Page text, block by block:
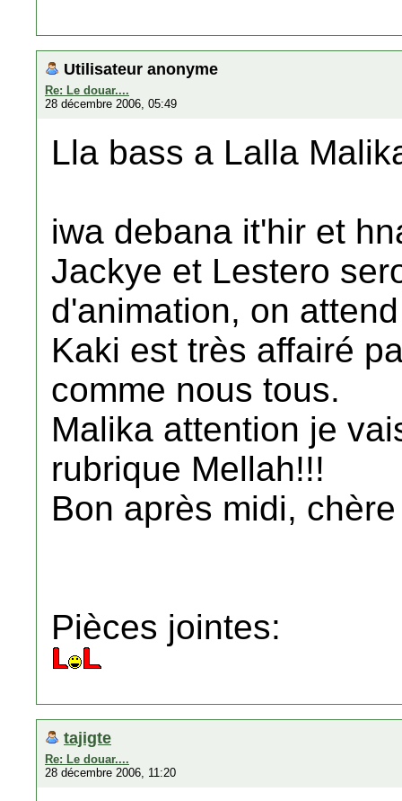
Utilisateur anonyme
Re: Le douar....
28 décembre 2006, 05:49
Lla bass a Lalla
iwa debana it'hir et
Jackye et Lestero
d'animation, on
Kaki est très affairé
comme nous tous.
Malika attention je
rubrique Mellah!!!
Bon après midi,
Pièces jointes:
tajigte
Re: Le douar....
28 décembre 2006, 11:20